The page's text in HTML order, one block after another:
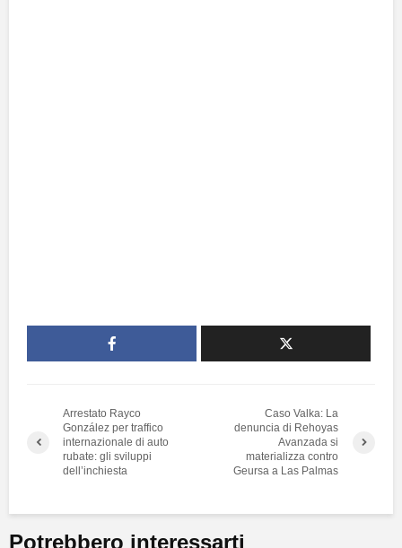
Arrestato Rayco
González per traffico
internazionale di auto
rubate: gli sviluppi
dell’inchiesta
Caso Valka: La
denuncia di Rehoyas
Avanzada si
materializza contro
Geursa a Las Palmas
Potrebbero interessarti